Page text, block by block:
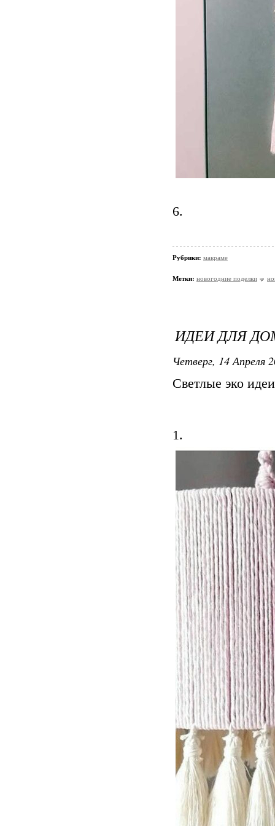
6.
Рубрики: макраме
Метки: новогодние поделки
ИДЕИ ДЛЯ
Четверг, 14 Апреля
Светлые эко
1.